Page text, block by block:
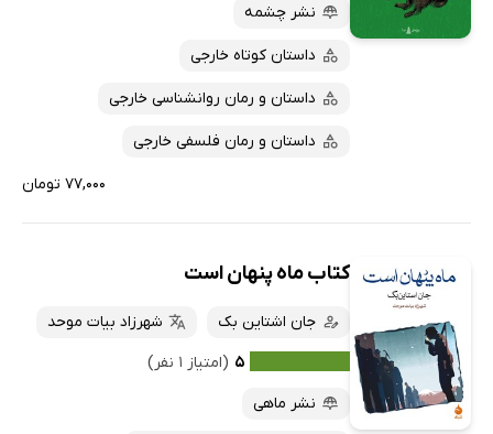
نشر چشمه
داستان کوتاه خارجی
داستان و رمان روانشناسی خارجی
داستان و رمان فلسفی خارجی
۷۷,۰۰۰ تومان
کتاب ماه پنهان است
جان اشتاین بک
شهرزاد بیات موحد
۵ (امتیاز ۱ نفر)
نشر ماهی